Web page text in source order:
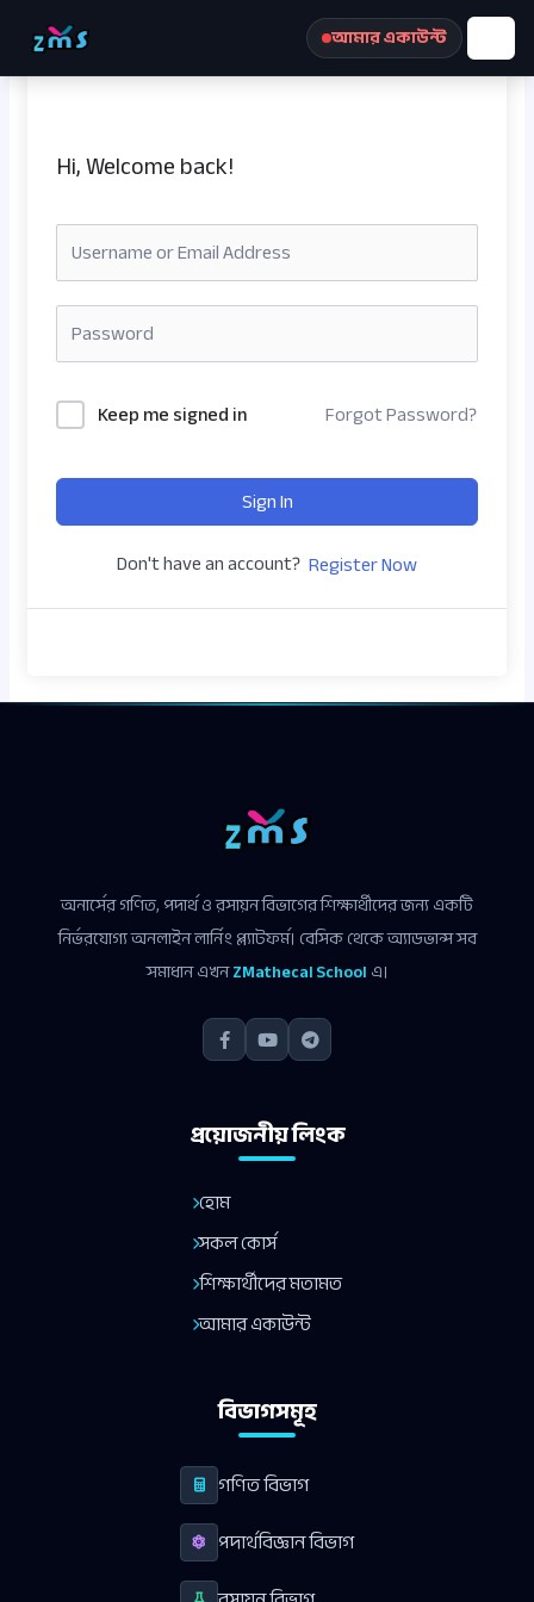
আমার একাউন্ট
Hi, Welcome back!
Keep me signed in Forgot Password?
Sign In
Don't have an account? Register Now
অনার্সের গণিত, পদার্থ ও রসায়ন বিভাগের শিক্ষার্থীদের জন্য একটি
নির্ভরযোগ্য অনলাইন লার্নিং প্ল্যাটফর্ম। বেসিক থেকে অ্যাডভান্স সব
সমাধান এখনZMathecal Schoolএ।
প্রয়োজনীয় লিংক
হোম
সকল কোর্স
শিক্ষার্থীদের মতামত
আমার একাউন্ট
বিভাগসমূহ
গণিত বিভাগ
পদার্থবিজ্ঞান বিভাগ